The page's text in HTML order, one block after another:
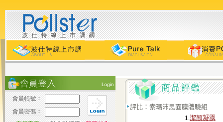
評比：索瑪沛思面膜體驗組
1.潔顏凝露